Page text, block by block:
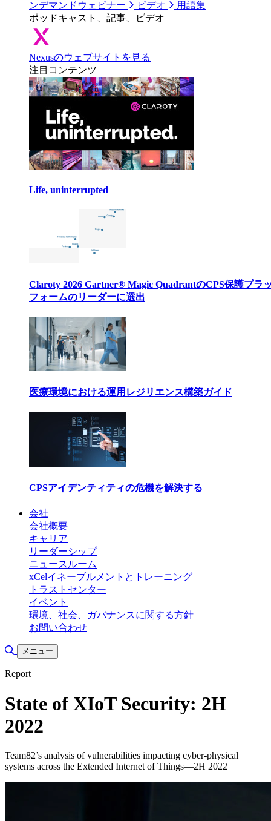
ンデマンドウェビナー
ビデオ
用語集
ポッドキャスト、記事、ビデオ
Nexusのウェブサイトを見る
注目コンテンツ
Life, uninterrupted
Claroty 2026 Gartner® Magic QuadrantのCPS保護プラ
フォームのリーダーに選出
医療環境における運用レジリエンス構築ガイド
CPSアイデンティティの危機を解決する
会社
会社概要
キャリア
リーダーシップ
ニュースルーム
xCelイネーブルメントとトレーニング
トラストセンター
イベント
環境、社会、ガバナンスに関する方針
お問い合わせ
検索の切り替え
メニュー
Report
State of XIoT Security: 2H
2022
Team82’s analysis of vulnerabilities impacting cyber-physical
systems across the Extended Internet of Things—2H 2022